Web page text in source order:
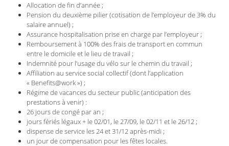
Allocation de fin d’année ;
Pension du deuxième pilier (cotisation de l’employeur de 3% du
salaire annuel) ;
Assurance hospitalisation prise en charge par l’employeur ;
Remboursement à 100% des frais de transport en commun
entre le domicile et le lieu de travail ;
Indemnité pour l’usage du vélo sur le chemin du travail ;
Affiliation au service social collectif (dont l’application
« Benefits@work ») ;
Régime de vacances du secteur public (anticipation des
prestations à venir) :
26 jours de congé par an ;
jours fériés légaux + le 02/01, le 27/09, le 02/11 et le 26/12 ;
dispense de service les 24 et 31/12 après-midi ;
un jour de compensation pour les fêtes locales.